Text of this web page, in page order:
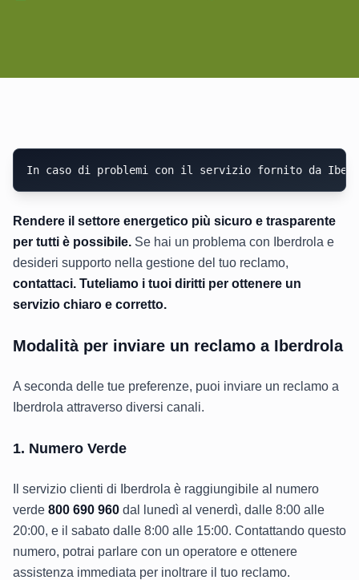
In caso di problemi con il servizio fornito da
Rendere il settore energetico più sicuro e trasparente
per tutti è possibile. Se hai un problema con Iberdrola e
desideri supporto nella gestione del tuo reclamo,
contattaci. Tuteliamo i tuoi diritti per ottenere un
servizio chiaro e corretto.
Modalità per inviare un reclamo a Iberdrola
A seconda delle tue preferenze, puoi inviare un reclamo a
Iberdrola attraverso diversi canali.
1. Numero Verde
Il servizio clienti di Iberdrola è raggiungibile al numero
verde 800 690 960 dal lunedì al venerdì, dalle 8:00 alle
20:00, e il sabato dalle 8:00 alle 15:00. Contattando questo
numero, potrai parlare con un operatore e ottenere
assistenza immediata per inoltrare il tuo reclamo.